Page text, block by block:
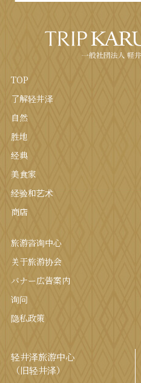
TOP
了解轻井泽
自然
胜地
经典
美食家
经验和艺术
商店
旅游咨询中心
关于旅游协会
バナー広告案内
询问
隐私政策
轻井泽旅游中心
（旧轻井泽）